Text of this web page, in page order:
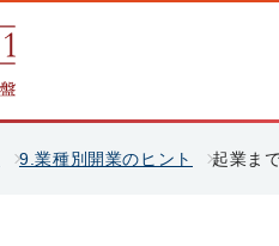
9.業種別開業のヒント 起業ま